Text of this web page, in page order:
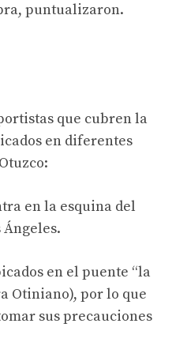
puntualizaron.
que cubren la
en diferentes
en la esquina del
Ángeles.
en el puente “la
Otiniano), por lo que
sus precauciones